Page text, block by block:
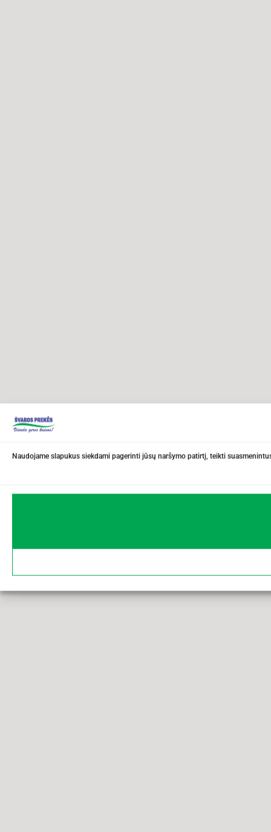
Naudojame slapukus siekdami pagerinti jūsų naršymo patirtį, teikti